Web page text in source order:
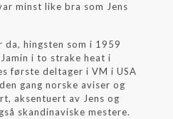
minst like bra som Jens
da, hingsten som i 1959
i to strake heat i
første deltager i VM i USA
gang norske aviser og
aksentuert av Jens og
skandinaviske mestere.